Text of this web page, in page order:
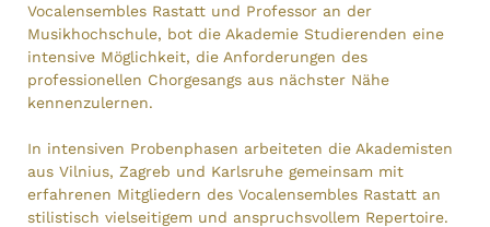
Vocalensembles Rastatt und Professor an der
Musikhochschule, bot die Akademie Studierenden eine
intensive Möglichkeit, die Anforderungen des
professionellen Chorgesangs aus nächster Nähe
kennenzulernen.
In intensiven Probenphasen arbeiteten die Akademisten
aus Vilnius, Zagreb und Karlsruhe gemeinsam mit
erfahrenen Mitgliedern des Vocalensembles Rastatt an
stilistisch vielseitigem und anspruchsvollem Repertoire.